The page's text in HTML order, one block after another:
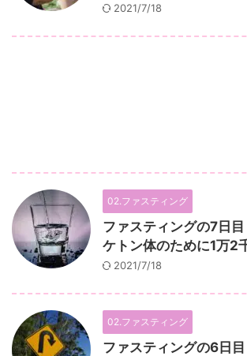
2021/7/18
02.ファスティング
ファスティングの7日
ケトン体のために1万2
2021/7/18
02.ファスティング
ファスティングの6日